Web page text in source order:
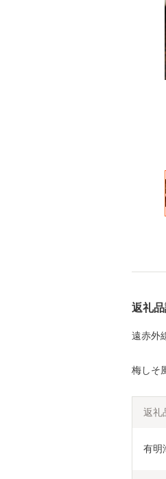
返礼品
遠赤外
梅しそ
返礼
有明